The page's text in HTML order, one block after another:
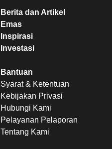
Berita dan Artikel
Emas
Inspirasi
Investasi
Bantuan
Syarat & Ketentuan
Kebijakan Privasi
Hubungi Kami
Pelayanan Pelaporan
Tentang Kami